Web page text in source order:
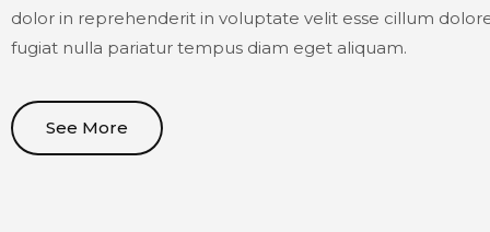
dolor in reprehenderit in voluptate velit esse cillum
fugiat nulla pariatur tempus diam eget aliquam.
See More